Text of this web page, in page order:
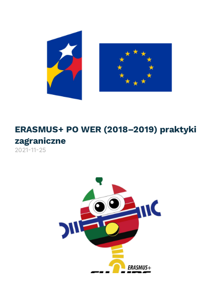
ERASMUS+ PO WER (2018–2019) praktyki
zagraniczne
2021-11-25